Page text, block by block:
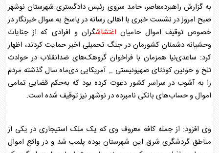
به گزارش راهبردمعاصر، حامد سروی رئیس دادگستری شهرستان نوشهر
صبح امروز در نشست خبری با اهالی رسانه در پاسخ به سوال خبرنگار در
خصوص توقیف اموال حامیان اغتشاشگران و افرادی که از جنایات
وحشیانه دشمنان کشورمان در جنگ تحمیلی اخیر حمایت کردند، اظهار
کرد: ساعدی‌نیا همزمان با فراخوان گروهک‌های ضدانقلاب در حوادث
تلخ و خونین کودتای صهیونیستی _ آمریکایی دی‌ماه سال گذشته مردم
را به آشوب در سراسر کشور دعوت کرده بود که به‌حکم قضایی تمامی
اموال و حساب‌های بانکی نامبرده در نوشهر نیز توقیف شده است.
وی افزود: از جمله کافه معروف وی که یک ملک استیجاری در یکی از
مناطق گردشگری شرق این شهرستان بوده پلمب شد و در واقع اموال